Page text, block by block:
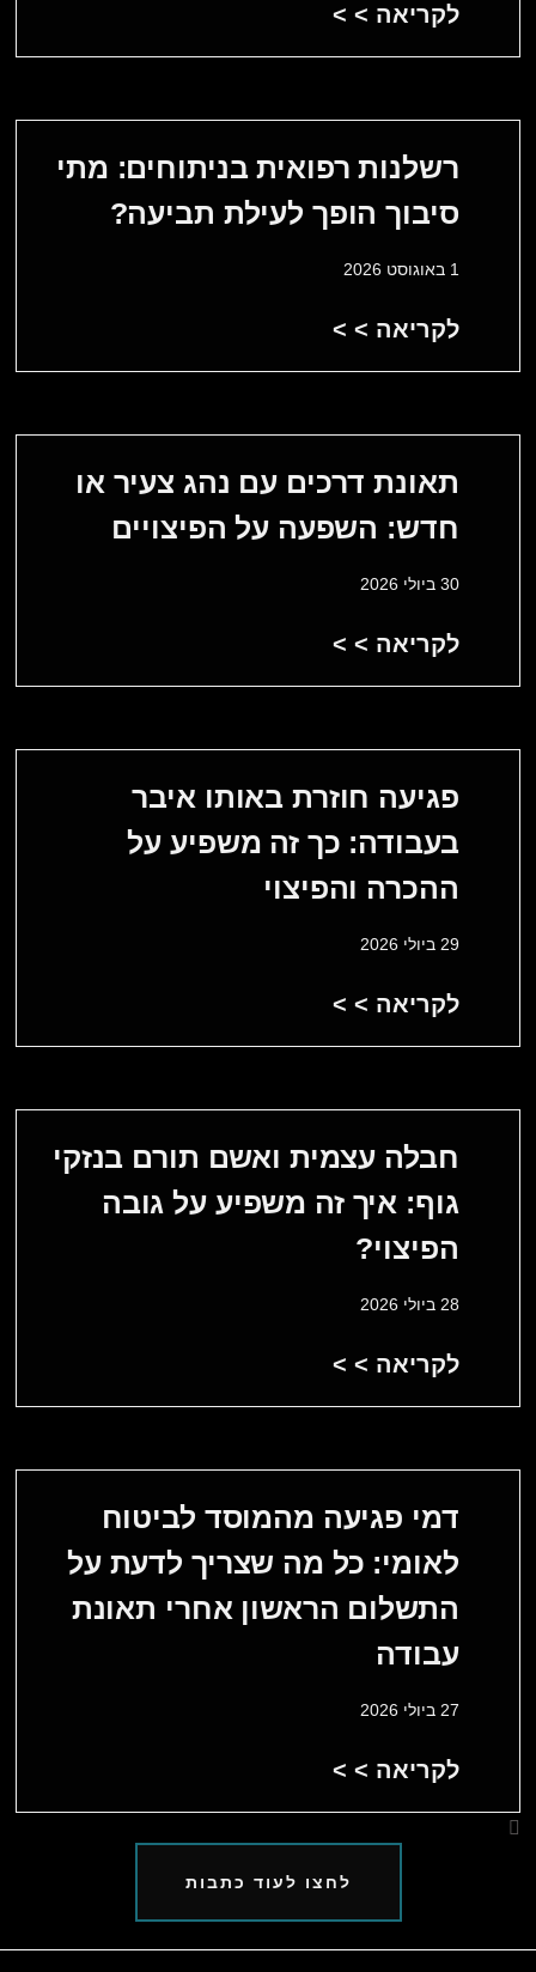
לקריאה > >
רשלנות רפואית בניתוחים: מתי
סיבוך הופך לעילת תביעה?
1 באוגוסט 2026
לקריאה > >
תאונת דרכים עם נהג צעיר או
חדש: השפעה על הפיצויים
30 ביולי 2026
לקריאה > >
פגיעה חוזרת באותו איבר
בעבודה: כך זה משפיע על
ההכרה והפיצוי
29 ביולי 2026
לקריאה > >
חבלה עצמית ואשם תורם בנזקי
גוף: איך זה משפיע על גובה
הפיצוי?
28 ביולי 2026
לקריאה > >
דמי פגיעה מהמוסד לביטוח
לאומי: כל מה שצריך לדעת על
התשלום הראשון אחרי תאונת
עבודה
27 ביולי 2026
לקריאה > >
לחצו לעוד כתבות